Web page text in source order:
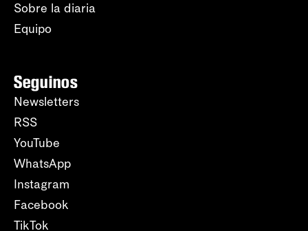
Sobre la diaria
Equipo
Seguinos
Newsletters
RSS
YouTube
WhatsApp
Instagram
Facebook
TikTok